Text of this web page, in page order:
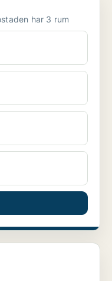
att hyra i Vaggeryd Bostaden har 3 rum